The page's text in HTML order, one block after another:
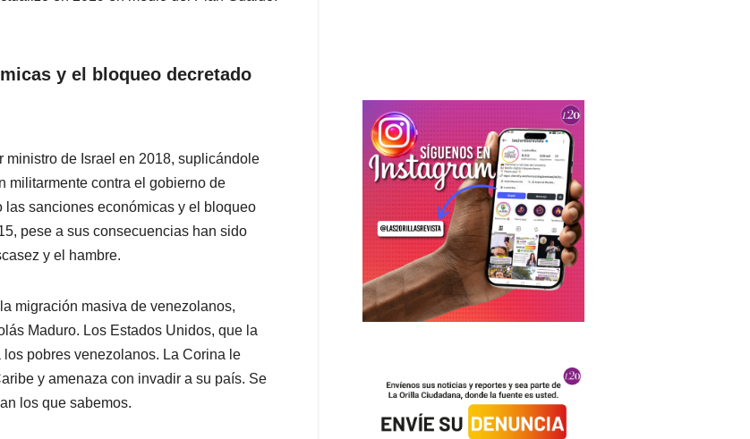
y el bloqueo decretado
de Israel en 2018, suplicándole
militarmente contra el gobierno de
sanciones económicas y el bloqueo
pese a sus consecuencias han sido
y el hambre.
migración masiva de venezolanos,
Maduro. Los Estados Unidos, que la
pobres venezolanos. La Corina le
y amenaza con invadir a su país. Se
los que sabemos.